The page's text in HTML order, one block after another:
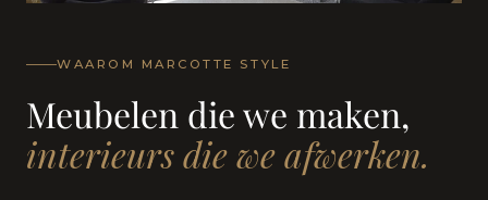
WAAROM MARCOTTE STYLE
Meubelen die we maken,
interieurs die we afwerken.